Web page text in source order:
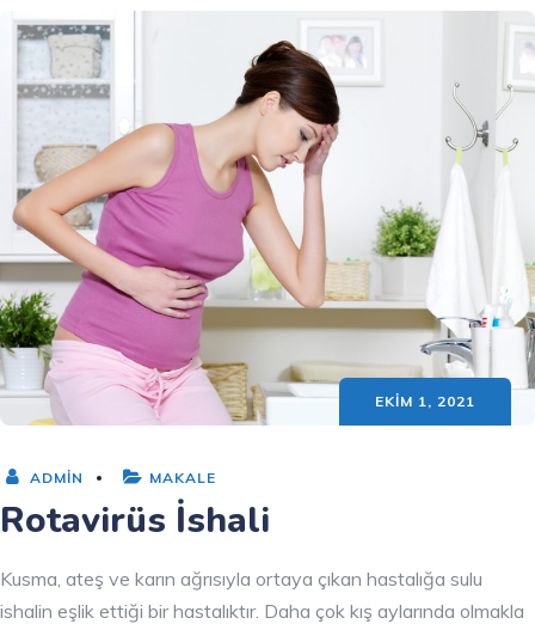
EKIM 1, 2021
ADMIN MAKALE
Rotavirüs İshali
Kusma, ateş ve karın ağrısıyla ortaya çıkan hastalığa sulu
ishalin eşlik ettiği bir hastalıktır. Daha çok kış aylarında olmakla